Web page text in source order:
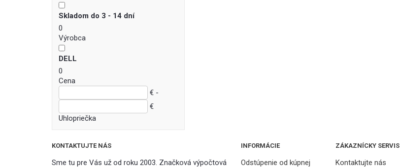
Skladom do 3 - 14 dní
0
Výrobca
DELL
0
Cena
€ -
€
Uhlopriečka
KONTAKTUJTE NÁS
Sme tu pre Vás už od roku 2003. Značková výpočtová
INFORMÁCIE
Odstúpenie od kúpnej
ZÁKAZNÍCKY SERVIS
Kontaktujte nás